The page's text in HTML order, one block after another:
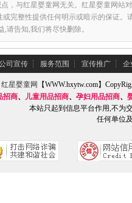
，与红星婴童网无关。红星婴童网站
完整性提供任何明示或暗示的保证。
请告知,我们将尽快删除。
司宣传 ┆ 服务范围 ┆ 宣传推广 ┆ 企
红星婴童网
【WWW.hxytw.com】
招商、 儿童用品招商、 孕妇用品招商、
本站只起到信息平台作用,不为
任何单位